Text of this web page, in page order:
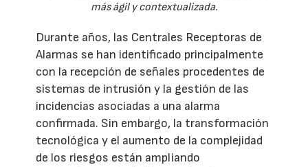
más ágil y contextualizada.
Durante años, las Centrales Receptoras de
Alarmas se han identificado principalmente
con la recepción de señales procedentes de
sistemas de intrusión y la gestión de las
incidencias asociadas a una alarma
confirmada. Sin embargo, la transformación
tecnológica y el aumento de la complejidad
de los riesgos están ampliando